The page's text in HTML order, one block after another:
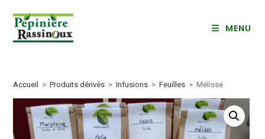
content
MENU
Accueil > Produits dérivés > Infusions > Feuilles > Mélisse